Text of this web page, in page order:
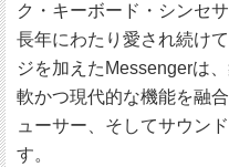
ク・キーボード・シンセサ
長年にわたり愛され続け
ジを加えたMessengerは
軟かつ現代的な機能を融
ューサー、そしてサウン
す。